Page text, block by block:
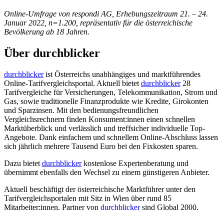
Online-Umfrage von respondi AG, Erhebungszeitraum 21. – 24.
Januar 2022, n=1.200, repräsentativ für die österreichische
Bevölkerung ab 18 Jahren.
Über durchblicker
durchblickerist Österreichs unabhängiges und marktführendes
Online-Tarifvergleichsportal. Aktuell bietet durchblicker28
Tarifvergleiche für Versicherungen, Telekommunikation, Strom und
Gas, sowie traditionelle Finanzprodukte wie Kredite, Girokonten
und Sparzinsen. Mit den bedienungs­freundlichen
Vergleichsrechnern finden Konsument:innen einen schnellen
Marktüberblick und verlässlich und treffsicher individuelle Top-
Angebote. Dank einfachem und schnellem Online-Abschluss lassen
sich jährlich mehrere Tausend Euro bei den Fixkosten sparen.
Dazu bietet durchblickerkostenlose Expertenberatung und
übernimmt ebenfalls den Wechsel zu einem günstigeren Anbieter.
Aktuell beschäftigt der österreichische Marktführer unter den
Tarifvergleichsportalen mit Sitz in Wien über rund 85
Mitarbeiter:innen. Partner von durchblickersind Global 2000,